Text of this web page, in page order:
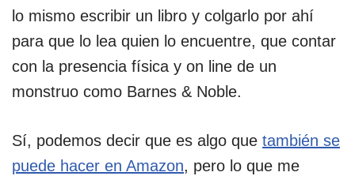
lo mismo escribir un libro y colgarlo por ahí
para que lo lea quien lo encuentre, que contar
con la presencia física y on line de un
monstruo como Barnes & Noble.
Sí, podemos decir que es algo que también se
puede hacer en Amazon, pero lo que me